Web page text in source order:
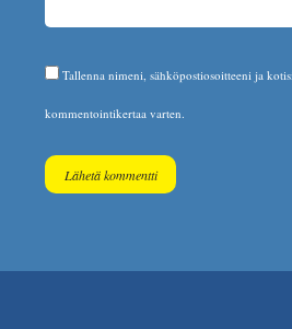
Tallenna nimeni, sähköpostiosoitteeni ja
kommentointikertaa varten.